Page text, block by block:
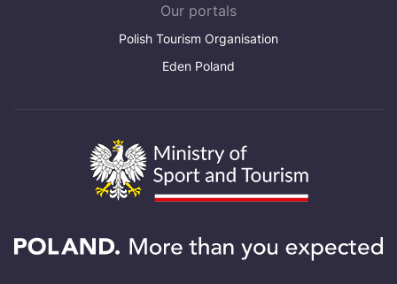
Our portals
Polish Tourism Organisation
Eden Poland